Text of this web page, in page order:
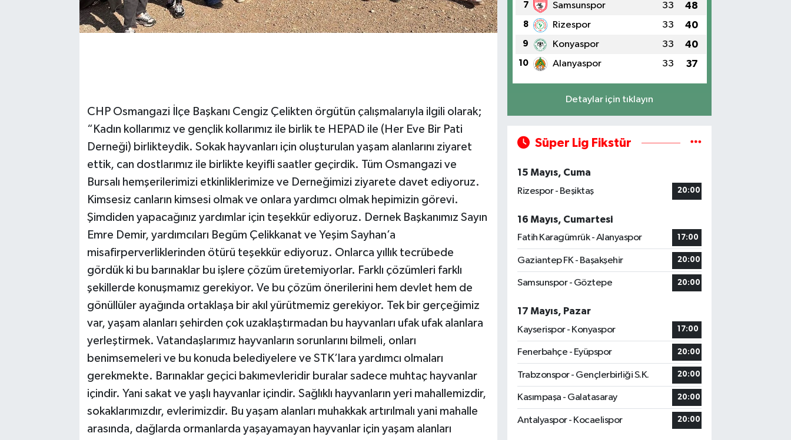
CHP Osmangazi İlçe Başkanı Cengiz Çelikten örgütün çalışmalarıyla ilgili olarak;
“Kadın kollarımız ve gençlik kollarımız ile birlik te HEPAD ile (Her Eve Bir Pati
Derneği) birlikteydik. Sokak hayvanları için oluşturulan yaşam alanlarını ziyaret
ettik, can dostlarımız ile birlikte keyifli saatler geçirdik. Tüm Osmangazi ve
Bursalı hemşerilerimizi etkinliklerimize ve Derneğimizi ziyarete davet ediyoruz.
Kimsesiz canların kimsesi olmak ve onlara yardımcı olmak hepimizin görevi.
Şimdiden yapacağınız yardımlar için teşekkür ediyoruz. Dernek Başkanımız Sayın
Emre Demir, yardımcıları Begüm Çelikkanat ve Yeşim Sayhan’a
misafirperverliklerinden ötürü teşekkür ediyoruz. Onlarca yıllık tecrübede
gördük ki bu barınaklar bu işlere çözüm üretemiyorlar. Farklı çözümleri farklı
şekillerde konuşmamız gerekiyor. Ve bu çözüm önerilerini hem devlet hem de
gönüllüler ayağında ortaklaşa bir akıl yürütmemiz gerekiyor. Tek bir gerçeğimiz
var, yaşam alanları şehirden çok uzaklaştırmadan bu hayvanları ufak ufak alanlara
yerleştirmek. Vatandaşlarımız hayvanların sorunlarını bilmeli, onları
benimsemeleri ve bu konuda belediyelere ve STK’lara yardımcı olmaları
gerekmekte. Barınaklar geçici bakımevleridir buralar sadece muhtaç hayvanlar
içindir. Yani sakat ve yaşlı hayvanlar içindir. Sağlıklı hayvanların yeri mahallemizdir,
sokaklarımızdır, evlerimizdir. Bu yaşam alanları muhakkak artırılmalı yani mahalle
arasında, dağlarda ormanlarda yaşayamayan hayvanlar için yaşam alanları
7 Samsunspor 33 48
8 Rizespor 33 40
9 Konyaspor 33 40
10 Alanyaspor 33 37
Detaylar için tıklayın
Süper Lig Fikstür
15 Mayıs, Cuma
Rizespor - Beşiktaş
20:00
16 Mayıs, Cumartesi
Fatih Karagümrük - Alanyaspor
17:00
Gaziantep FK - Başakşehir 20:00
Samsunspor - Göztepe 20:00
17 Mayıs, Pazar
Kayserispor - Konyaspor
17:00
Fenerbahçe - Eyüpspor 20:00
Trabzonspor - Gençlerbirliği S.K. 20:00
Kasımpaşa - Galatasaray 20:00
Antalyaspor - Kocaelispor 20:00